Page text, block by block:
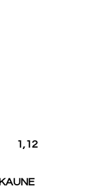
1,12